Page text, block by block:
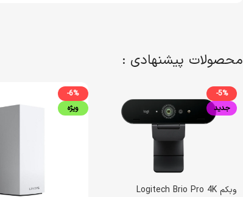
محصولات پیشنهادی :
-5%
جدید
وبکم Logitech Brio Pro 4K
-6%
ویژه